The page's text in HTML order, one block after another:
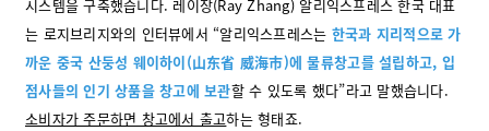
시스템을 구축했습니다. 레이장(Ray Zhang) 알리익스프레스 한국 대표
는 로지브리지와의 인터뷰에서“알리익스프레스는 한국과 지리적으로 가
까운 중국 산둥성 웨이하이(山东省 威海市)에 물류창고를 설립하고, 입
점사들의 인기 상품을 창고에 보관할 수 있도록 했다”라고 말했습니다.
소비자가 주문하면 창고에서 출고하는 형태죠.